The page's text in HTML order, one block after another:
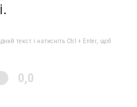
текст і натисніть Ctrl + Enter, щоб
0,0